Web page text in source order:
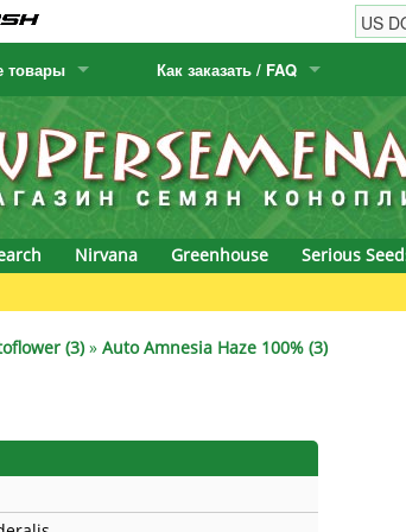
Humboldt Seed Company
Humboldt Seeds
Hyp3rids
Kannabia
krauTHCollective
Positronics
Prana Medical
Pyramid Seeds
Ripper Seeds
Samsara Seeds
товары Как заказать / FAQ
Как заказать
Виды / цены доставки
Nirvana Greenhouse Serious
(3)» Auto Amnesia Haze 100% (3)